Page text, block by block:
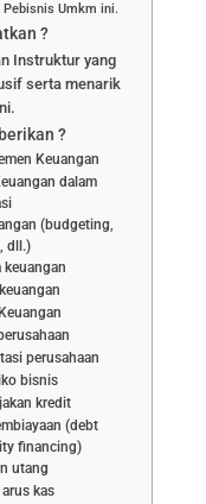
Pebisnis Umkm ini.
?
Instruktur yang
serta menarik
?
Keuangan
dalam
(budgeting,
dll.)
keuangan
perusahaan
bisnis
kredit
(debt
financing)
utang
kas